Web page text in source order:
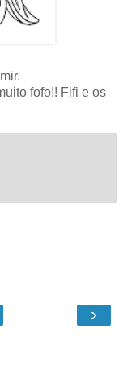
fofo!! Fifi e os
›